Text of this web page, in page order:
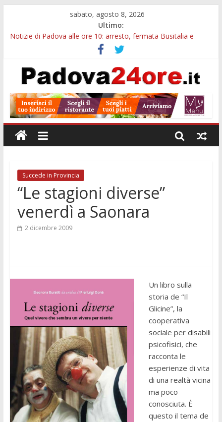
sabato, agosto 8, 2026
Ultimo:
Notizie di Padova alle ore 10: arresto, fermata Busitalia e
Notizie di Padova alle ore 23: maltrattamenti, arresto a
Limena e progetto Cool Shop
Bando sicurezza urbana Veneto: 650mila euro per Comuni e
Sicurezza esodo estivo Padova: più controlli su strade, stazioni
e treni
Bonus trasporto pubblico Veneto: 200 euro per l’abbonamento
annuale
Succede in Provincia
“Le stagioni diverse”
venerdì a Saonara
2 dicembre 2009
Un libro sulla
storia de “Il
Glicine”, la
cooperativa
sociale per disabili
psicofisici, che
racconta le
esperienze di vita
di una realtà vicina
ma poco
conosciuta. È
questo il tema de